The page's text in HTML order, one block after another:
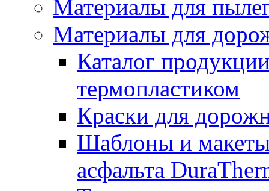
Материалы для
Материалы для
Каталог
термопластиком
Краски для
Шаблоны и макеты
асфальта